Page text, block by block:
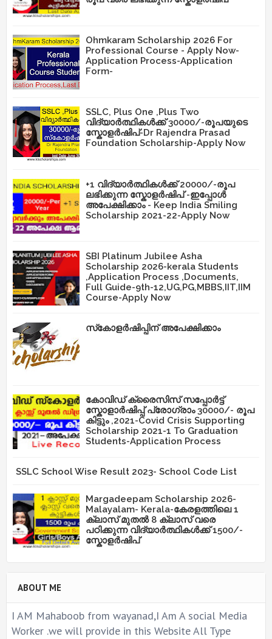
Ohmkaram Scholarship 2026 For
Professional Course - Apply Now-
Application Process-Application
Form-
SSLC, Plus One ,Plus Two
വിദ്യാർത്ഥികൾക്ക് 30000/-രൂപയുടെ
സ്കോളർഷിപ്-Dr Rajendra Prasad
Foundation Scholarship-Apply Now
+1 വിദ്യാർത്ഥികൾക്ക് 20000/-രൂപ
ലഭിക്കുന്ന സ്കോളർഷിപ് -ഇപ്പോൾ
അപേക്ഷിക്കാം - Keep India Smiling
Scholarship 2021-22-Apply Now
SBI Platinum Jubilee Asha
Scholarship 2026-kerala Students
,Application Process ,Documents,
Full Guide-9th-12,UG,PG,MBBS,IIT,IIM
Course-Apply Now
സ്‌കോളർഷിപ്പിന് അപേക്ഷിക്കാം
കോവിഡ് ക്രൈസിസ് സപ്പോർട്ട്
സ്കോളാർഷിപ്പ് പ്രോഗ്രാം 30000/- രൂപ
കിട്ടും ,2021-Covid Crisis Supporting
Scholarship 2021-1 To Graduation
Students-Application Process
SSLC School Wise Result 2023- School Code List
Margadeepam Scholarship 2026-
Malayalam- Kerala-കേരളത്തിലെ 1
ക്ലാസ് മുതൽ 8 ക്ലാസ് വരെ
പഠിക്കുന്ന വിദ്യാർത്ഥികൾക്ക് 1500/-
സ്കോളർഷിപ്
ABOUT ME
I AM Mahaboob from wayanad,I Am A social Media
Worker .we will provide in this Website All Type